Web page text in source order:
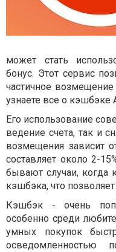
может стать
бонус. Этот сервис
частичное
узнаете все о кэшбэке
Его использование
ведение счета, так и
возмещения зависит
составляет около 2-
бывают случаи, когда
кэшбэка, что
Кэшбэк - очень
особенно среди
умных покупок
осведомленностью